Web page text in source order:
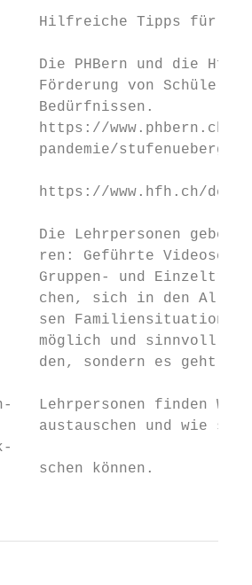
Hilfreiche Tipps für
Die PHBern und die HfH
Förderung von
Bedürfnissen.
https://www.phbern.ch/
pandemie/
https://www.hfh.ch/de
Die Lehrpersonen geben
ren: Geführte
Gruppen- und
chen, sich in den
sen Familiensituation
möglich und sinnvoll
den, sondern es geht um
Lehrpersonen finden
austauschen und wie
schen können.